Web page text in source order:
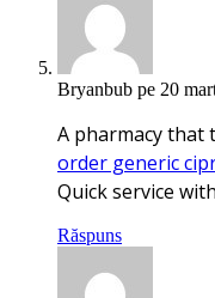
Bryanbub pe 20
A pharmacy that
order generic
Quick service
Răspuns